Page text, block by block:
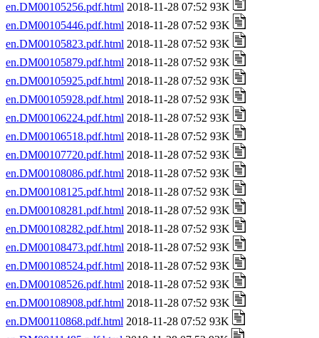
en.DM00105256.pdf.html 2018-11-28 07:52 93K
en.DM00105446.pdf.html 2018-11-28 07:52 93K
en.DM00105823.pdf.html 2018-11-28 07:52 93K
en.DM00105879.pdf.html 2018-11-28 07:52 93K
en.DM00105925.pdf.html 2018-11-28 07:52 93K
en.DM00105928.pdf.html 2018-11-28 07:52 93K
en.DM00106224.pdf.html 2018-11-28 07:52 93K
en.DM00106518.pdf.html 2018-11-28 07:52 93K
en.DM00107720.pdf.html 2018-11-28 07:52 93K
en.DM00108086.pdf.html 2018-11-28 07:52 93K
en.DM00108125.pdf.html 2018-11-28 07:52 93K
en.DM00108281.pdf.html 2018-11-28 07:52 93K
en.DM00108282.pdf.html 2018-11-28 07:52 93K
en.DM00108473.pdf.html 2018-11-28 07:52 93K
en.DM00108524.pdf.html 2018-11-28 07:52 93K
en.DM00108526.pdf.html 2018-11-28 07:52 93K
en.DM00108908.pdf.html 2018-11-28 07:52 93K
en.DM00110868.pdf.html 2018-11-28 07:52 93K